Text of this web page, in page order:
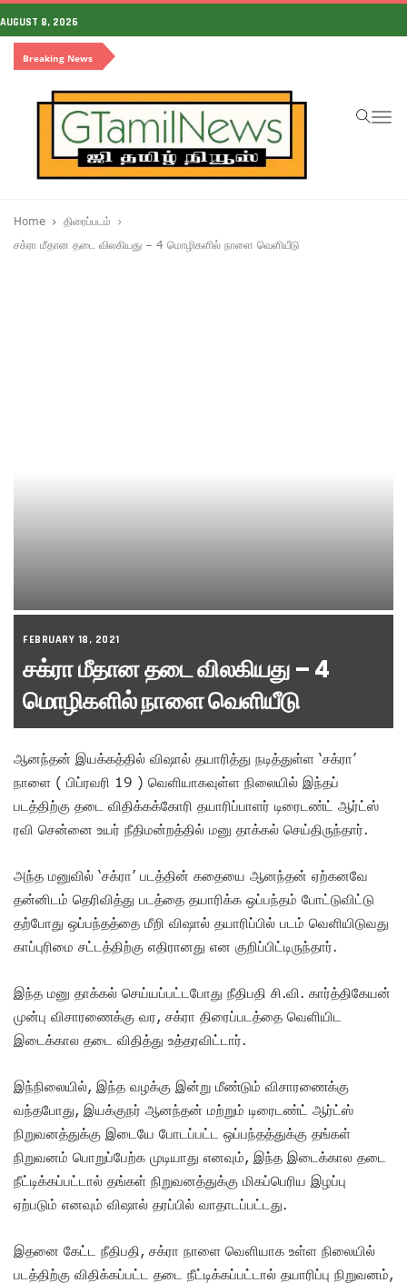
AUGUST 8, 2026
Breaking News
Home
திரைப்படம்
சக்ரா மீதான தடை விலகியது – 4 மொழிகளில் நாளை வெளியீடு
FEBRUARY 18, 2021
சக்ரா மீதான தடை விலகியது – 4
மொழிகளில் நாளை வெளியீடு
ஆனந்தன் இயக்கத்தில் விஷால் தயாரித்து நடித்துள்ள ‘சக்ரா’
நாளை ( பிப்ரவரி 19 ) வெளியாகவுள்ள நிலையில் இந்தப்
படத்திற்கு தடை விதிக்கக்கோரி தயாரிப்பாளர் டிரைடண்ட் ஆர்ட்ஸ்
ரவி சென்னை உயர் நீதிமன்றத்தில் மனு தாக்கல் செய்திருந்தார்.
அந்த மனுவில் ‘சக்ரா’ படத்தின் கதையை ஆனந்தன் ஏற்கனவே
தன்னிடம் தெரிவித்து படத்தை தயாரிக்க ஒப்பந்தம் போட்டுவிட்டு
தற்போது ஒப்பந்தத்தை மீறி விஷால் தயாரிப்பில் படம் வெளியிடுவது
காப்புரிமை சட்டத்திற்கு எதிரானது என குறிப்பிட்டிருந்தார்.
இந்த மனு தாக்கல் செய்யப்பட்டபோது நீதிபதி சி.வி. கார்த்திகேயன்
முன்பு விசாரணைக்கு வர, சக்ரா திரைப்படத்தை வெளியிட
இடைக்கால தடை விதித்து உத்தரவிட்டார்.
இந்நிலையில், இந்த வழக்கு இன்று மீண்டும் விசாரணைக்கு
வந்தபோது, இயக்குநர் ஆனந்தன் மற்றும் டிரைடண்ட் ஆர்ட்ஸ்
நிறுவனத்துக்கு இடையே போடப்பட்ட ஒப்பந்தத்துக்கு தங்கள்
நிறுவனம் பொறுப்பேற்க முடியாது எனவும், இந்த இடைக்கால தடை
நீட்டிக்கப்பட்டால் தங்கள் நிறுவனத்துக்கு மிகப்பெரிய இழப்பு
ஏற்படும் எனவும் விஷால் தரப்பில் வாதாடப்பட்டது.
இதனை கேட்ட நீதிபதி, சக்ரா நாளை வெளியாக உள்ள நிலையில்
படத்திற்கு விதிக்கப்பட்ட தடை நீட்டிக்கப்பட்டால் தயாரிப்பு நிறுவனம்,